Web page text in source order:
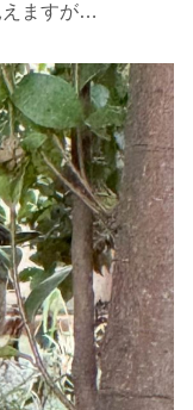
えますが…